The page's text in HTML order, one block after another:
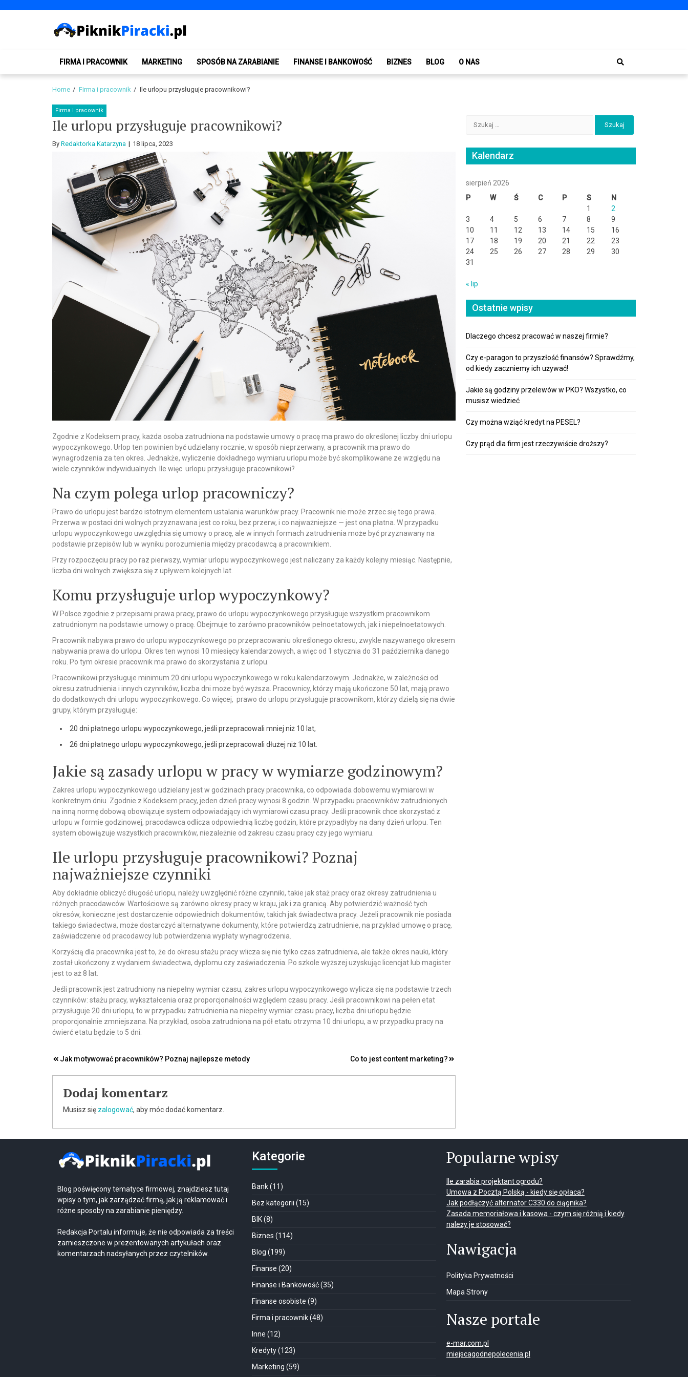
PiknikPiracki.pl
FIRMA I PRACOWNIK MARKETING SPOSÓB NA ZARABIANIE FINANSE I BANKOWOŚĆ BIZNES BLOG O NAS
Home Firma i pracownik Ile urlopu przysługuje pracownikowi?
Firma i pracownik
Ile urlopu przysługuje pracownikowi?
By Redaktorka Katarzyna 18 lipca, 2023
Zgodnie z Kodeksem pracy, każda osoba zatrudniona na podstawie umowy o pracę ma prawo do określonej liczby dni urlopu
wypoczynkowego. Urlop ten powinien być udzielany rocznie, w sposób nieprzerwany, a pracownik ma prawo do
wynagrodzenia za ten okres. Jednakże, wyliczenie dokładnego wymiaru urlopu może być skomplikowane ze względu na
wiele czynników indywidualnych. Ile więc urlopu przysługuje pracownikowi?
Na czym polega urlop pracowniczy?
Prawo do urlopu jest bardzo istotnym elementem ustalania warunków pracy. Pracownik nie może zrzec się tego prawa.
Przerwa w postaci dni wolnych przyznawana jest co roku, bez przerw, i co najważniejsze — jest ona płatna. W przypadku
urlopu wypoczynkowego uwzględnia się umowy o pracę, ale w innych formach zatrudnienia może być przyznawany na
podstawie przepisów lub w wyniku porozumienia między pracodawcą a pracownikiem.
Przy rozpoczęciu pracy po raz pierwszy, wymiar urlopu wypoczynkowego jest naliczany za każdy kolejny miesiąc. Następnie,
liczba dni wolnych zwiększa się z upływem kolejnych lat.
Komu przysługuje urlop wypoczynkowy?
W Polsce zgodnie z przepisami prawa pracy, prawo do urlopu wypoczynkowego przysługuje wszystkim pracownikom
zatrudnionym na podstawie umowy o pracę. Obejmuje to zarówno pracowników pełnoetatowych, jak i niepełnoetatowych.
Pracownik nabywa prawo do urlopu wypoczynkowego po przepracowaniu określonego okresu, zwykle nazywanego okresem
nabywania prawa do urlopu. Okres ten wynosi 10 miesięcy kalendarzowych, a więc od 1 stycznia do 31 października danego
roku. Po tym okresie pracownik ma prawo do skorzystania z urlopu.
Pracownikowi przysługuje minimum 20 dni urlopu wypoczynkowego w roku kalendarzowym. Jednakże, w zależności od
okresu zatrudnienia i innych czynników, liczba dni może być wyższa. Pracownicy, którzy mają ukończone 50 lat, mają prawo
do dodatkowych dni urlopu wypoczynkowego. Co więcej, prawo do urlopu przysługuje pracownikom, którzy dzielą się na dwie
grupy, którym przysługuje:
20 dni płatnego urlopu wypoczynkowego, jeśli przepracowali mniej niż 10 lat,
26 dni płatnego urlopu wypoczynkowego, jeśli przepracowali dłużej niż 10 lat.
Jakie są zasady urlopu w pracy w wymiarze godzinowym?
Zakres urlopu wypoczynkowego udzielany jest w godzinach pracy pracownika, co odpowiada dobowemu wymiarowi w
konkretnym dniu. Zgodnie z Kodeksem pracy, jeden dzień pracy wynosi 8 godzin. W przypadku pracowników zatrudnionych
na inną normę dobową obowiązuje system odpowiadający ich wymiarowi czasu pracy. Jeśli pracownik chce skorzystać z
urlopu w formie godzinowej, pracodawca odlicza odpowiednią liczbę godzin, które przypadłyby na dany dzień urlopu. Ten
system obowiązuje wszystkich pracowników, niezależnie od zakresu czasu pracy czy jego wymiaru.
Ile urlopu przysługuje pracownikowi? Poznaj
najważniejsze czynniki
Aby dokładnie obliczyć długość urlopu, należy uwzględnić różne czynniki, takie jak staż pracy oraz okresy zatrudnienia u
różnych pracodawców. Wartościowe są zarówno okresy pracy w kraju, jak i za granicą. Aby potwierdzić ważność tych
okresów, konieczne jest dostarczenie odpowiednich dokumentów, takich jak świadectwa pracy. Jeżeli pracownik nie posiada
takiego świadectwa, może dostarczyć alternatywne dokumenty, które potwierdzą zatrudnienie, na przykład umowę o pracę,
zaświadczenie od pracodawcy lub potwierdzenia wypłaty wynagrodzenia.
Korzyścią dla pracownika jest to, że do okresu stażu pracy wlicza się nie tylko czas zatrudnienia, ale także okres nauki, który
został ukończony z wydaniem świadectwa, dyplomu czy zaświadczenia. Po szkole wyższej uzyskując licencjat lub magister
jest to aż 8 lat.
Jeśli pracownik jest zatrudniony na niepełny wymiar czasu, zakres urlopu wypoczynkowego wylicza się na podstawie trzech
czynników: stażu pracy, wykształcenia oraz proporcjonalności względem czasu pracy. Jeśli pracownikowi na pełen etat
przysługuje 20 dni urlopu, to w przypadku zatrudnienia na niepełny wymiar czasu pracy, liczba dni urlopu będzie
proporcjonalnie zmniejszana. Na przykład, osoba zatrudniona na pół etatu otrzyma 10 dni urlopu, a w przypadku pracy na
ćwierć etatu będzie to 5 dni.
Nawigacja
wpisu
Jak motywować pracowników? Poznaj najlepsze metody Co to jest content marketing?
Dodaj komentarz
Musisz się zalogować, aby móc dodać komentarz.
Kalendarz
sierpień 2026
P
W Ś C P S
N
1
2
3
4 5 6 7 8
9
10
11 12 13 14 15
16
17
18 19 20 21 22
23
24
25 26 27 28 29
30
31
« lip
Ostatnie wpisy
Dlaczego chcesz pracować w naszej firmie?
Czy e-paragon to przyszłość finansów? Sprawdźmy,
od kiedy zaczniemy ich używać!
Jakie są godziny przelewów w PKO? Wszystko, co
musisz wiedzieć
Czy można wziąć kredyt na PESEL?
Czy prąd dla firm jest rzeczywiście droższy?
Blog poświęcony tematyce firmowej, znajdziesz tutaj
wpisy o tym, jak zarządzać firmą, jak ją reklamować i
różne sposoby na zarabianie pieniędzy.
Redakcja Portalu informuje, że nie odpowiada za treści
zamieszczone w prezentowanych artykułach oraz
komentarzach nadsyłanych przez czytelników.
Kategorie
Bank(11)
Bez kategorii (15)
BIK(8)
Biznes (114)
Blog (199)
Finanse (20)
Finanse i Bankowość(35)
Finanse osobiste (9)
Firma i pracownik(48)
Inne (12)
Kredyty(123)
Marketing (59)
Popularne wpisy
Ile zarabia projektant ogrodu?
Umowa z Pocztą Polską - kiedy się opłaca?
Jak podłączyć alternator C330 do ciągnika?
Zasada memoriałowa i kasowa - czym się różnią i kiedy
należy je stosować?
Nawigacja
Polityka Prywatności
Mapa Strony
Nasze portale
e-mar.com.pl
miejscagodnepolecenia.pl